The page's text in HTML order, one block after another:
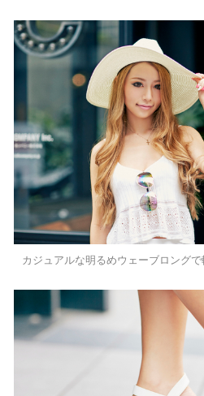
カジュアルな明るめウェーブロング